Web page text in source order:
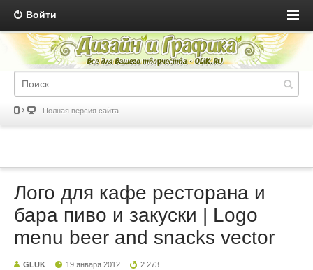
Войти
Полная версия сайта
Лого для кафе ресторана и
бара пиво и закуски | Logo
menu beer and snacks vector
GLUK 19 января 2012 2 273